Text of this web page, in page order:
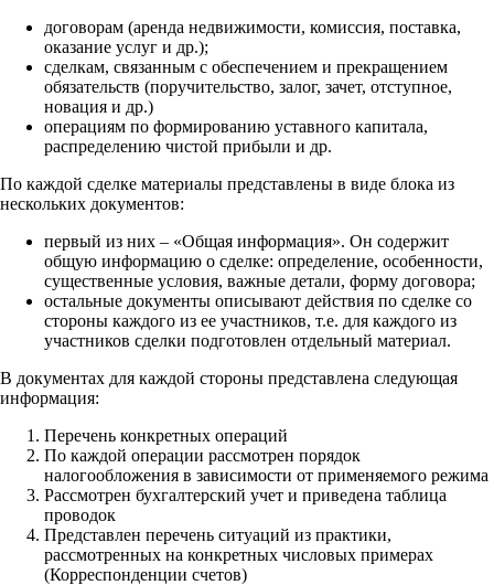
договорам (аренда недвижимости, комиссия, поставка,
оказание услуг и др.);
сделкам, связанным с обеспечением и прекращением
обязательств (поручительство, залог, зачет, отступное,
новация и др.)
операциям по формированию уставного капитала,
распределению чистой прибыли и др.
По каждой сделке материалы представлены в виде блока из
нескольких документов:
первый из них – «Общая информация». Он содержит
общую информацию о сделке: определение, особенности,
существенные условия, важные детали, форму договора;
остальные документы описывают действия по сделке со
стороны каждого из ее участников, т.е. для каждого из
участников сделки подготовлен отдельный материал.
В документах для каждой стороны представлена следующая
информация:
Перечень конкретных операций
По каждой операции рассмотрен порядок
налогообложения в зависимости от применяемого режима
Рассмотрен бухгалтерский учет и приведена таблица
проводок
Представлен перечень ситуаций из практики,
рассмотренных на конкретных числовых примерах
(Корреспонденции счетов)